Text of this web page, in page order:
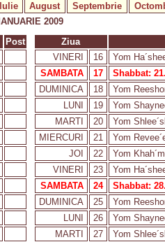
Iulie August Septembrie
IANUARIE 2009
Post
Ziua
VINERI
16
Yom
SAMBATA
17
Shabbat:
DUMINICA
18
Yom
LUNI
19
Yom
MARTI
20
Yom
MIERCURI
21
Yom
JOI
22
Yom
VINERI
23
Yom
SAMBATA
24
Shabbat:
DUMINICA
25
Yom
LUNI
26
Yom
MARTI
27
Yom